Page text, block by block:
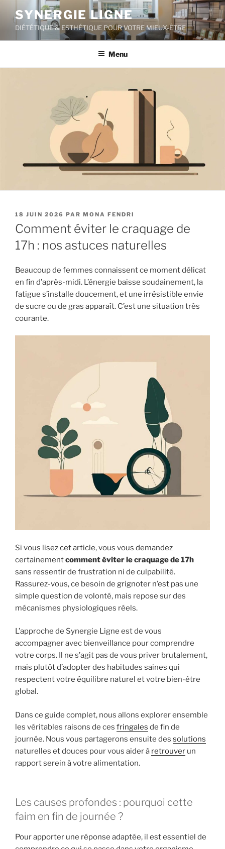
contenu
principal
SYNERGIE LIGNE
DIÉTÉTIQUE & ESTHÉTIQUE POUR VOTRE MIEUX-ÊTRE
Menu
PUBLIÉ
LE
18 JUIN 2026 PAR MONA FENDRI
Comment éviter le craquage de
17h : nos astuces naturelles
Beaucoup de femmes connaissent ce moment délicat
en fin d’après-midi. L’énergie baisse soudainement, la
fatigue s’installe doucement, et une irrésistible envie
de sucre ou de gras apparaît. C’est une situation très
courante.
Si vous lisez cet article, vous vous demandez
certainementcomment éviter le craquage de 17h
sans ressentir de frustration ni de culpabilité.
Rassurez-vous, ce besoin de grignoter n’est pas une
simple question de volonté, mais repose sur des
mécanismes physiologiques réels.
L’approche de Synergie Ligne est de vous
accompagner avec bienveillance pour comprendre
votre corps. Il ne s’agit pas de vous priver brutalement,
mais plutôt d’adopter des habitudes saines qui
respectent votre équilibre naturel et votre bien-être
global.
Dans ce guide complet, nous allons explorer ensemble
les véritables raisons de ces fringales de fin de
journée. Nous vous partagerons ensuite des solutions
naturelles et douces pour vous aider à retrouver un
rapport serein à votre alimentation.
Les causes profondes : pourquoi cette
faim en fin de journée ?
Pour apporter une réponse adaptée, il est essentiel de